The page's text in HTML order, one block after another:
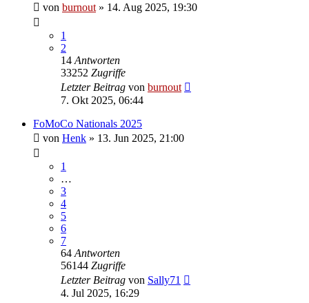
von burnout » 14. Aug 2025, 19:30
1
2
14 Antworten
33252 Zugriffe
Letzter Beitrag von burnout
7. Okt 2025, 06:44
FoMoCo Nationals 2025
von Henk » 13. Jun 2025, 21:00
1
…
3
4
5
6
7
64 Antworten
56144 Zugriffe
Letzter Beitrag von Sally71
4. Jul 2025, 16:29